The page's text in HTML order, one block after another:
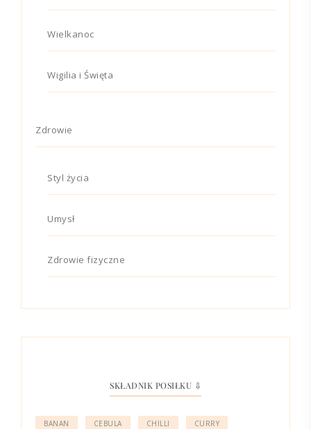
Wielkanoc
Wigilia i Święta
Zdrowie
Styl życia
Umysł
Zdrowie fizyczne
SKŁADNIK POSIŁKU ⇩
BANAN CEBULA CHILLI CURRY